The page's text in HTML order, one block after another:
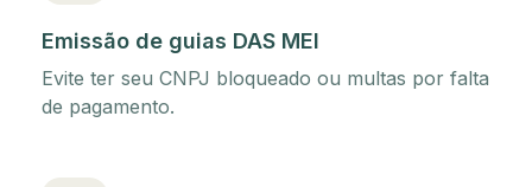
Emissão de guias DAS MEI
Evite ter seu CNPJ bloqueado ou multas por falta
de pagamento.